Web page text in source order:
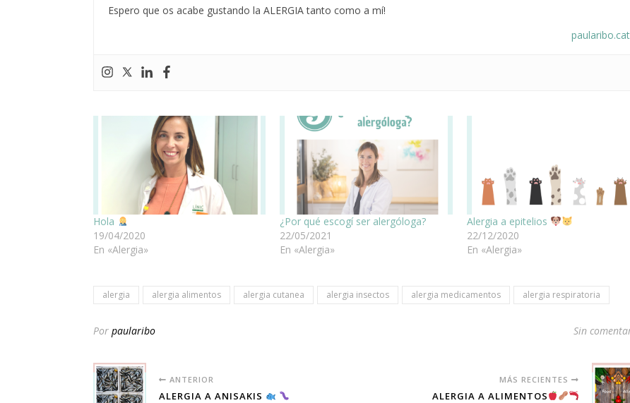
Espero que os acabe gustando la ALERGIA tanto como a mí!
paularibo.cat
Hola
19/04/2020
En «Alergia»
¿Por qué escogí ser alergóloga?
22/05/2021
En «Alergia»
Alergia a epitelios
22/12/2020
En «Alergia»
alergia alergia alimentos alergia cutanea alergia insectos alergia medicamentos alergia respiratoria
Por paularibo Sin
ANTERIOR
ALERGIA A ANISAKIS
MÁS RECIENTES
ALERGIA A ALIMENTOS